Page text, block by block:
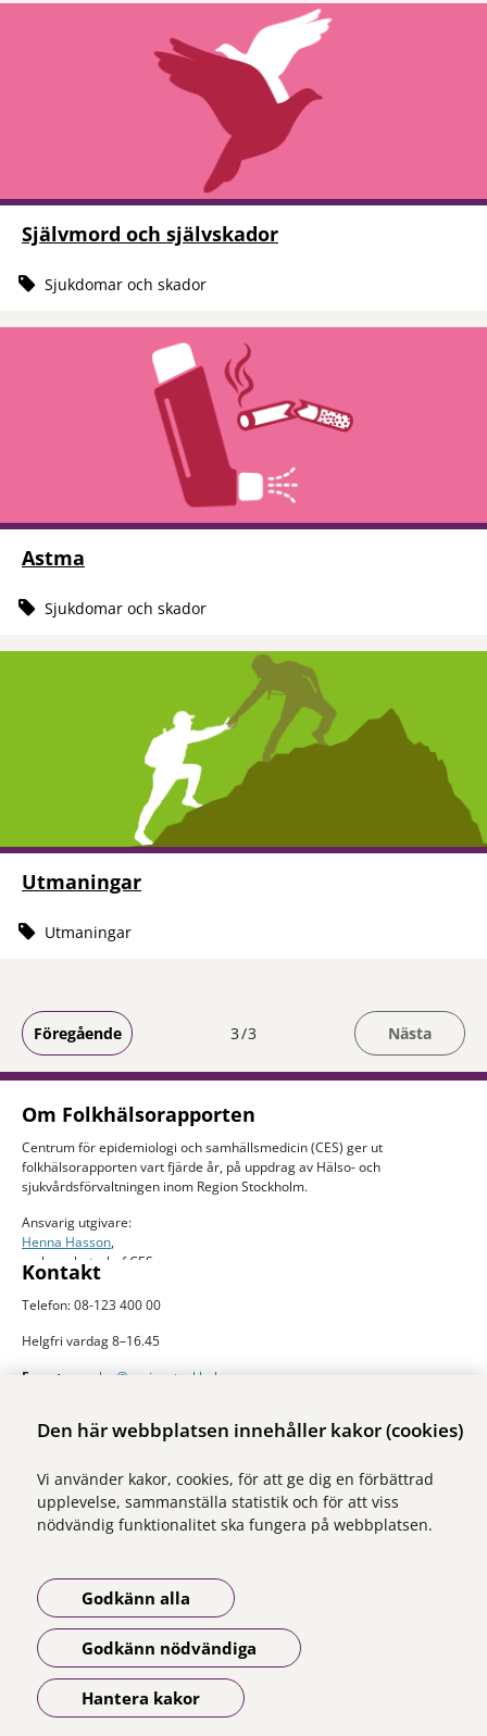
Den här webbplatsen innehåller kakor (cookies)
Vi använder kakor, cookies, för att ge dig en förbättrad
upplevelse, sammanställa statistik och för att viss
nödvändig funktionalitet ska fungera på webbplatsen.
Godkänn alla
Godkänn nödvändiga
Hantera kakor
Självmord och självskador
Sjukdomar och skador
Astma
Sjukdomar och skador
Utmaningar
Utmaningar
Föregående Du är på sida
3 3 Nästa
Om Folkhälsorapporten
Centrum för epidemiologi och samhällsmedicin (CES) ger ut
folkhälsorapporten vart fjärde år, på uppdrag av Hälso- och
sjukvårdsförvaltningen inom Region Stockholm.
Ansvarig utgivare:
Henna Hasson,
verksamhetschef CES
Kontakt
Telefon: 08-123 400 00
Helgfri vardag 8–16.45
E-post:
ces.slso@regionstockholm.se
Mer folkhälsodata
Stockholms län. Sidan drivs av Centrum för epidemiologi och
samhällsmedicin inom Region Stockholm.
Besök webbplatsen
Vi ingår i Stockholms läns sjukvårdsområde som erbjuder hälso- och
sjukvård i Region Stockholms regi.